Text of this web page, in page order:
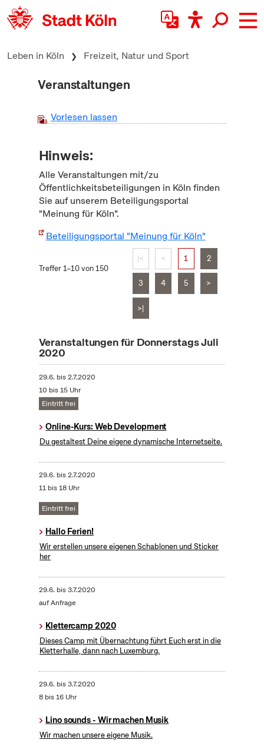
zum Inhalt springen
Leben in Köln Freizeit, Natur und Sport
Veranstaltungen
Vorlesen lassen
Hinweis:
Alle Veranstaltungen mit/zu
Öffentlichkeitsbeteiligungen in Köln finden
Sie auf unserem Beteiligungsportal
"Meinung für Köln".
Beteiligungsportal "Meinung für Köln"
Treffer 1–10 von 150
|< < 1 2
3 4 5 >
>|
Veranstaltungen für Donnerstags Juli
2020
29.6. bis2.7.2020
10 bis 15 Uhr
Eintritt frei
Online-Kurs: Web Development
Du gestaltest Deine eigene dynamische Internetseite.
29.6. bis2.7.2020
11 bis 18 Uhr
Eintritt frei
Hallo Ferien!
Wir erstellen unsere eigenen Schablonen und Sticker
her
29.6. bis3.7.2020
auf Anfrage
Klettercamp 2020
Dieses Camp mit Übernachtung führt Euch erst in die
Kletterhalle, dann nach Luxemburg.
29.6. bis3.7.2020
8 bis 16 Uhr
Lino sounds - Wir machen Musik
Wir machen unsere eigene Musik.